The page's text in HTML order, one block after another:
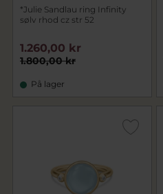
*Julie Sandlau ring Infinity
sølv rhod cz str 52
1.800,00 kr
1.260,00 kr
På lager